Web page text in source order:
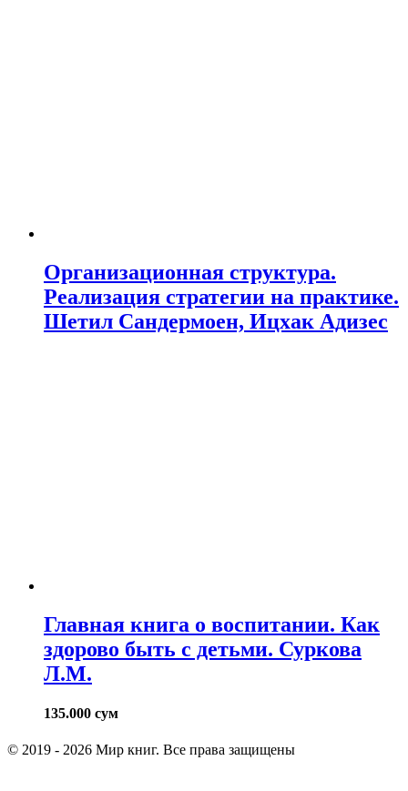
Организационная структура.
Реализация стратегии на практике.
Шетил Сандермоен, Ицхак Адизес
Главная книга о воспитании. Как
здорово быть с детьми. Суркова
Л.М.
135.000 сум
© 2019 - 2026 Мир книг. Все права защищены